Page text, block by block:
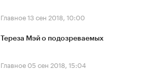
Главное13 сен 2018, 10:00
Тереза Мэй о подозреваемых
Главное 05 сен 2018, 15:04